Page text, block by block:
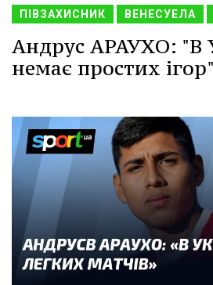
ПІВЗАХИСНИК ВЕНЕСУЕЛА
Андрус АРАУХО: "В
немає простих ігор"